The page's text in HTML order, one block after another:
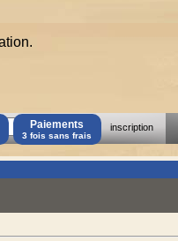
Paiements
3 fois sans frais
inscription